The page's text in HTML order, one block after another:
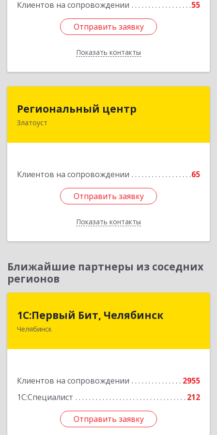
Клиентов на сопровождении 55
Отправить заявку
Показать контакты
Отправить заявку
Назад
Региональный центр
Златоуст
Клиентов на сопровождении 65
Отправить заявку
Показать контакты
Региональный центр
456227, Челябинская обл, Златоуст г, Мира пр-
Отправить заявку
Назад
Ближайшие партнеры из соседних
регионов
1С:Первый Бит, Челябинск
Челябинск
Клиентов на сопровождении
2955
1С:Специалист
212
Отправить заявку
1С:Первый Бит, Челябинск
Отправить заявку